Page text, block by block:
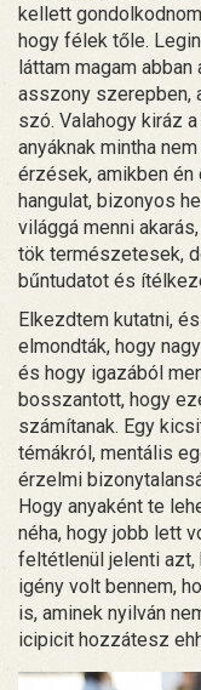
kellett
hogy félek tőle.
láttam magam
asszony szerepben,
szó. Valahogy kiráz
anyáknak mintha
érzések, amikben
hangulat, bizonyos
világgá menni
tök természetesek,
bűntudatot és
Elkezdtem kutatni,
elmondták, hogy
és hogy igazából
bosszantott, hogy
számítanak. Egy
témákról, mentális
érzelmi
Hogy anyaként te
néha, hogy jobb lett
feltétlenül jelenti azt,
igény volt bennem,
is, aminek nyilván
icipicit hozzátesz